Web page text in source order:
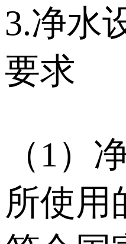
3.净水
要求
（1）
所使用